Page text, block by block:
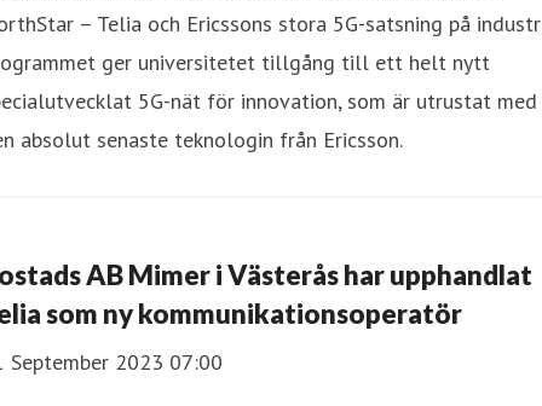
– Telia och Ericssons stora 5G-satsning på
ger universitetet tillgång till ett helt nytt
5G-nät för innovation, som är utrustat med
absolut senaste teknologin från Ericsson.
AB Mimer i Västerås har upphandlat
som ny kommunikationsoperatör
September 2023 07:00